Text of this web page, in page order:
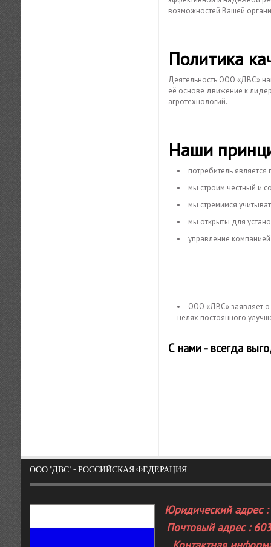
возможностей Вашей
Политика
Деятельность ООО «ДВС»
её основе движение к
агротехнологий.
Наши
потребитель
мы строим честный и
мы стремимся
мы открыты для
управление
ООО «ДВС» заявляет о
целях постоянного
С нами - всегда
ООО "ДВС" - РОССИЙСКАЯ ФЕДЕРАЦИЯ
Юридический адрес
Почтовый адрес :